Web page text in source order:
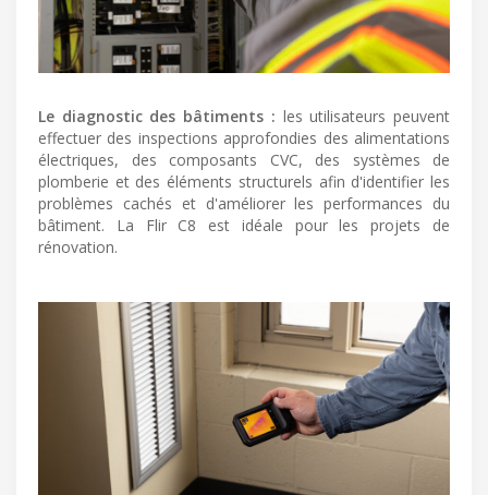
Le diagnostic des bâtiments : les utilisateurs peuvent
effectuer des inspections approfondies des alimentations
électriques, des composants CVC, des systèmes de
plomberie et des éléments structurels afin d'identifier les
problèmes cachés et d'améliorer les performances du
bâtiment. La Flir C8 est idéale pour les projets de
rénovation.